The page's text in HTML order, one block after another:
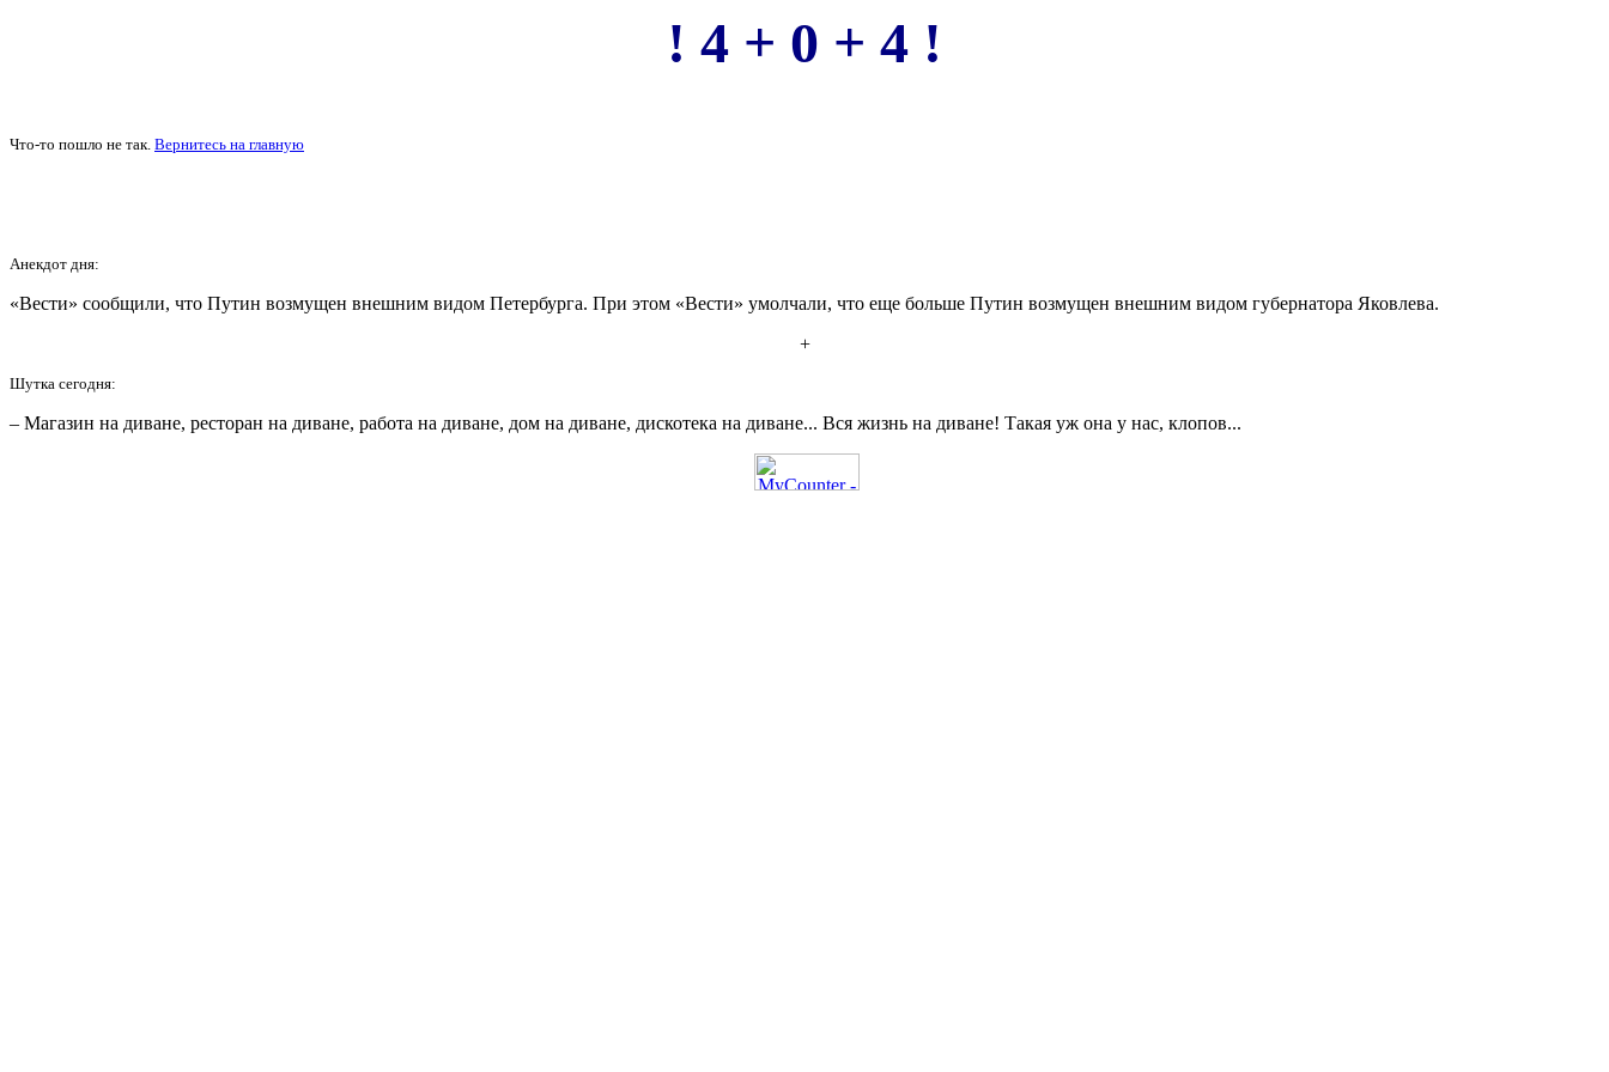
! 4 + 0 + 4 !
Что-то пошло не так. Вернитесь на главную
Анекдот дня:
«Вести» сообщили, что Путин возмущен внешним видом Петербурга. При этом «Вести» умолчали, что еще больше Путин возмущен внешним видом губернатора Яковлева.
+
Шутка сегодня:
– Магазин на диване, ресторан на диване, работа на диване, дом на диване, дискотека на диване... Вся жизнь на диване! Такая уж она у нас, клопов...